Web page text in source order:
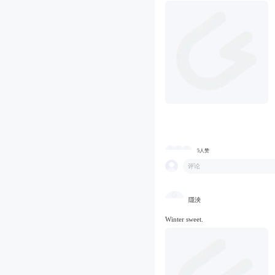
5人赞
评论
隱泱
Winter sweet.